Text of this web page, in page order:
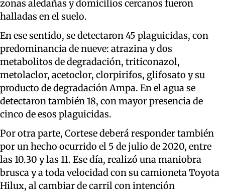
zonas aledañas y domicilios cercanos fueron
halladas en el suelo.
En ese sentido, se detectaron 45 plaguicidas, con
predominancia de nueve: atrazina y dos
metabolitos de degradación, triticonazol,
metolaclor, acetoclor, clorpirifos, glifosato y su
producto de degradación Ampa. En el agua se
detectaron también 18, con mayor presencia de
cinco de esos plaguicidas.
Por otra parte, Cortese deberá responder también
por un hecho ocurrido el 5 de julio de 2020, entre
las 10.30 y las 11. Ese día, realizó una maniobra
brusca y a toda velocidad con su camioneta Toyota
Hilux, al cambiar de carril con intención